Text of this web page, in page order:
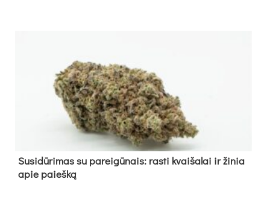
Su­si­dū­ri­mas su pa­rei­gū­nais: ras­ti kvai­ša­lai ir ži­nia
apie paieš­ką